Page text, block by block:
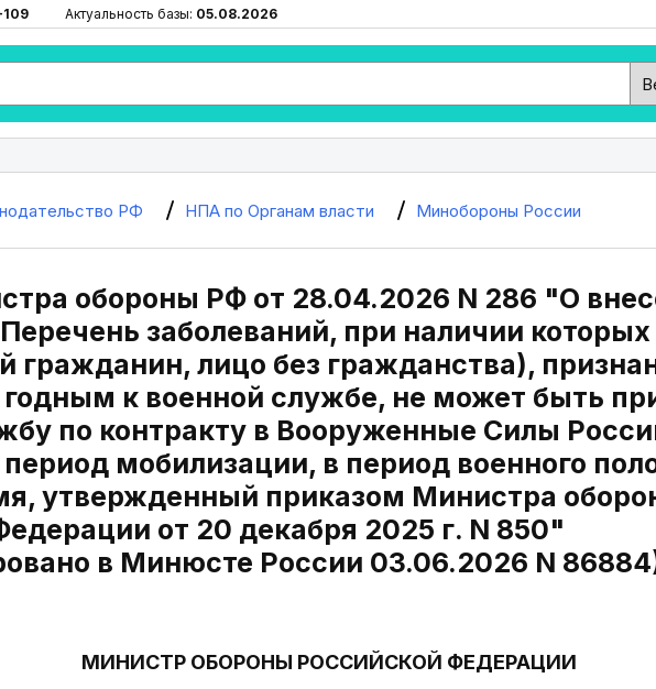
Актуальность базы: 05.08.2026
РФ НПА по Органам власти Минобороны России
обороны РФ от 28.04.2026 N 286 "О
заболеваний, при наличии
гражданин, лицо без гражданства),
к военной службе, не может быть
по контракту в Вооруженные Силы
мобилизации, в период военного
утвержденный приказом Министра
от 20 декабря 2025 г. N 850"
в Минюсте России 03.06.2026 N
МИНИСТР ОБОРОНЫ РОССИЙСКОЙ ФЕДЕРАЦИИ